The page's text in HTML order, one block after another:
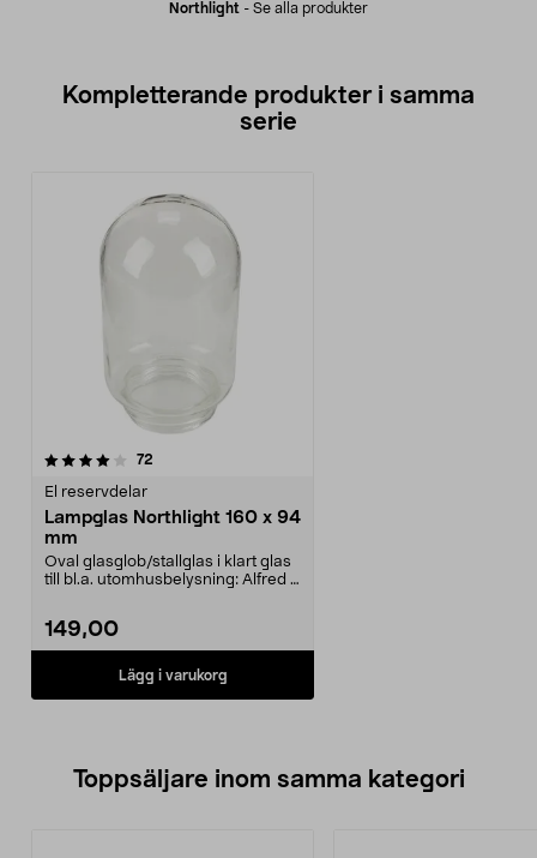
Northlight - Se alla produkter
Kompletterande produkter i samma
serie
72
El reservdelar
Lampglas Northlight 160 x 94
mm
Oval glasglob/stallglas i klart glas
till bl.a. utomhusbelysning: Alfred -
149,00
Lägg i varukorg
Toppsäljare inom samma kategori